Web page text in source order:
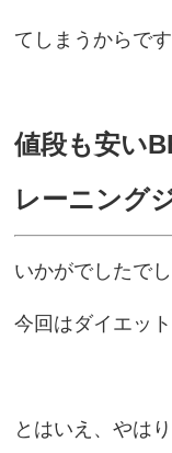
てしまうからです
値段も安い
レーニング
いかがでしたで
今回はダイエッ
とはいえ、やは